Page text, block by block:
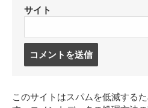
サイト
す
このサイトはスパムを低減する